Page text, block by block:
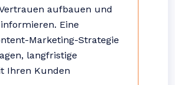
aufbauen und
Eine
Marketing-Strategie
langfristige
Ihren Kunden